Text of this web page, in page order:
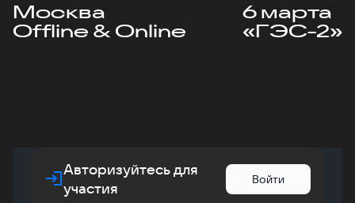
Москва
Offline & Online
6 марта
«ГЭС-2»
Авторизуйтесь для
участия
Войти